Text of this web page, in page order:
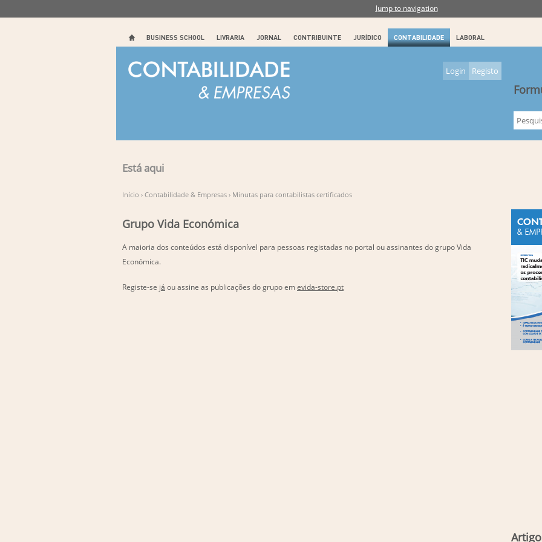
Jump to navigation
BUSINESS SCHOOL LIVRARIA JORNAL CONTRIBUINTE JURÍDICO CONTABILIDADE LABORAL
Login Registo
Está aqui
Início › Contabilidade & Empresas › Minutas para contabilistas certificados
Grupo Vida Económica
A maioria dos conteúdos está disponível para pessoas registadas no portal ou assinantes do grupo Vida
Económica.
Registe-se já ou assine as publicações do grupo emevida-store.pt